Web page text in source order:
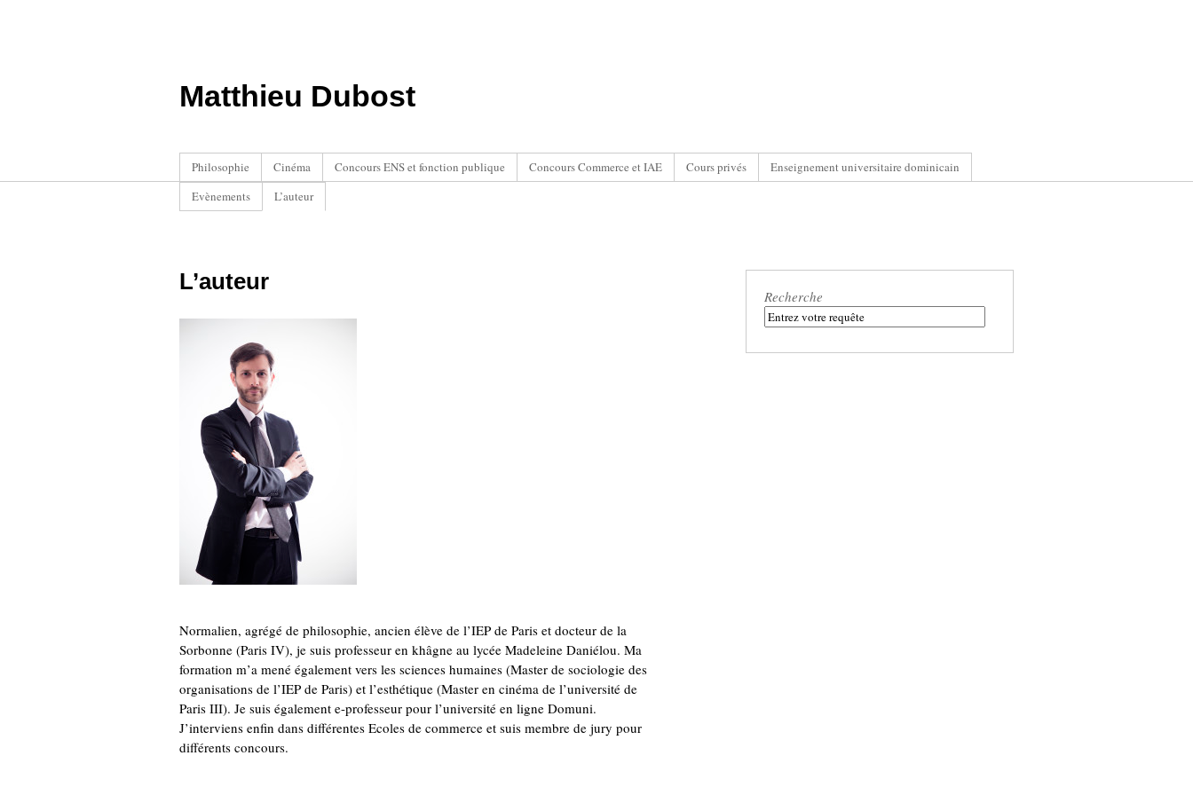
Matthieu Dubost
Philosophie Cinéma Concours ENS et fonction publique Concours Commerce et IAE Cours privés
Enseignement universitaire dominicain
Evènements
L’auteur
L’auteur
Normalien, agrégé de philosophie, ancien élève de l’IEP de Paris et docteur de la
Sorbonne (Paris IV), je suis professeur en khâgne au lycée Madeleine Daniélou. Ma
formation m’a mené également vers les sciences humaines (Master de sociologie des
organisations de l’IEP de Paris) et l’esthétique (Master en cinéma de l’université de
Paris III). Je suis également e-professeur pour l’université en ligne Domuni.
J’interviens enfin dans différentes Ecoles de commerce et suis membre de jury pour
différents concours.
Recherche